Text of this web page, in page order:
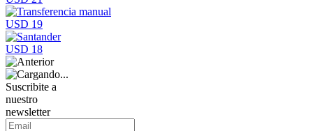
USD 19
USD 18
Suscribite a
nuestro
newsletter